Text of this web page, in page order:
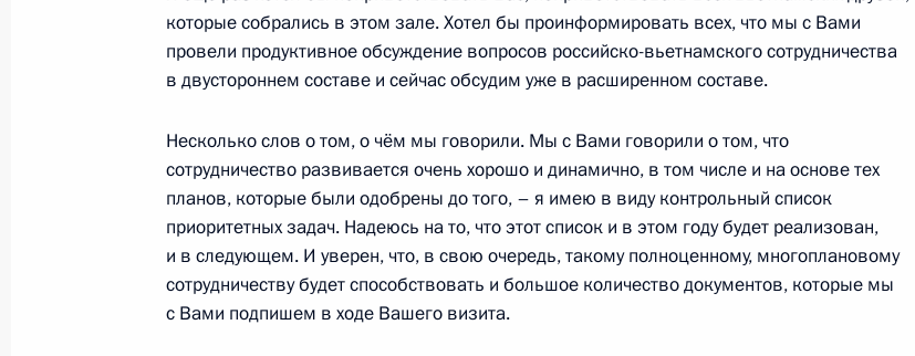
деятельности в России
7 ноября 2008 года, 15:15 Санкт-Петербург
6 ноября 2008 года, четверг
Заявления для прессы и ответы на вопросы по итогам российско-
итальянских межгосударственных консультаций
6 ноября 2008 года, 19:15 Москва, Большой Кремлёвский дворец
которые собрались в этом зале. Хотел бы проинформировать всех, что мы с Вами
провели продуктивное обсуждение вопросов российско-вьетнамского сотрудничества
в двустороннем составе и сейчас обсудим уже в расширенном составе.
Несколько слов о том, о чём мы говорили. Мы с Вами говорили о том, что
сотрудничество развивается очень хорошо и динамично, в том числе и на основе тех
планов, которые были одобрены до того, – я имею в виду контрольный список
приоритетных задач. Надеюсь на то, что этот список и в этом году будет реализован,
и в следующем. И уверен, что, в свою очередь, такому полноценному, многоплановому
сотрудничеству будет способствовать и большое количество документов, которые мы
с Вами подпишем в ходе Вашего визита.